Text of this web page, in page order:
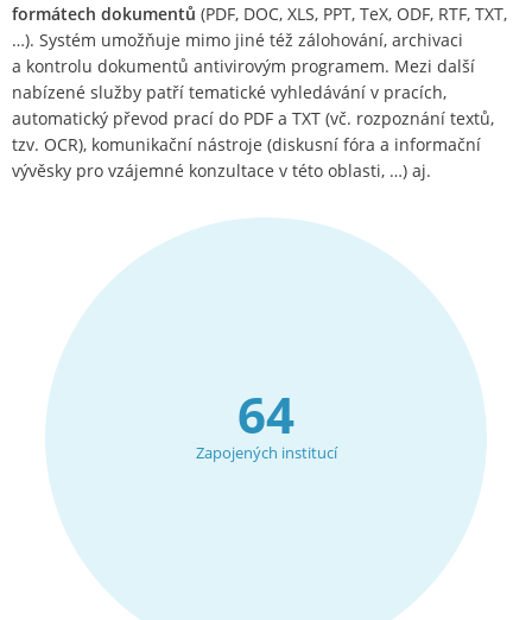
formátech dokumentů (PDF, DOC, XLS, PPT, TeX, ODF, RTF, TXT,
…). Systém umožňuje mimo jiné též zálohování, archivaci
a kontrolu dokumentů antivirovým programem. Mezi další
nabízené služby patří tematické vyhledávání v pracích,
automatický převod prací do PDF a TXT (vč. rozpoznání textů,
tzv. OCR), komunikační nástroje (diskusní fóra a informační
vývěsky pro vzájemné konzultace v této oblasti, …) aj.
64
Zapojených institucí